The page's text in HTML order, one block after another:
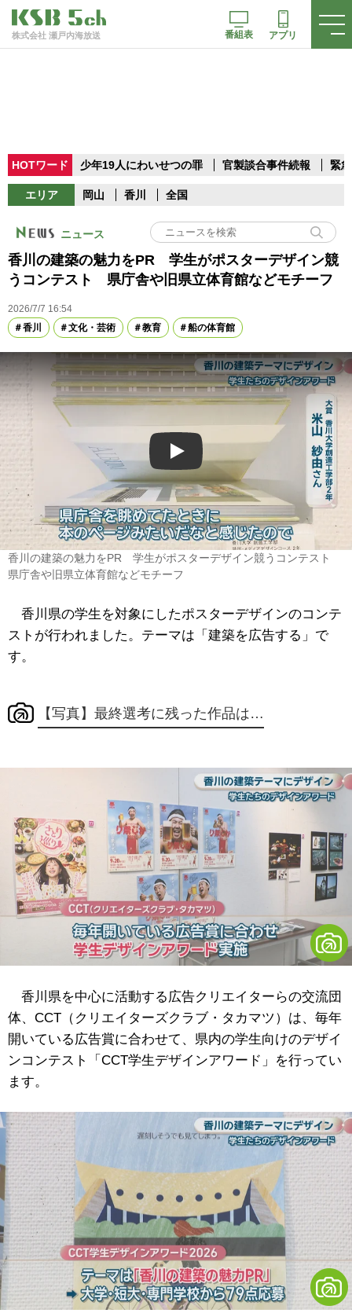
株式会社 瀬戸内海放送 番組表 アプリ
HOTワード 少年19人にわいせつの罪 官製談合事件続報 緊
エリア 岡山 香川 全国
ニュース
香川の建築の魅力をPR 学生がポスターデザイン競
うコンテスト 県庁舎や旧県立体育館などモチーフ
2026/7/7 16:54
香川
文化・芸術 教育 船の体育館
Play
香川の建築の魅力をPR 学生がポスターデザイン競うコンテスト
県庁舎や旧県立体育館などモチーフ
香川県の学生を対象にしたポスターデザインのコンテ
ストが行われました。テーマは「建築を広告する」で
す。
【写真】最終選考に残った作品は…
香川県を中心に活動する広告クリエイターらの交流団
体、CCT（クリエイターズクラブ・タカマツ）は、毎年
開いている広告賞に合わせて、県内の学生向けのデザイ
ンコンテスト「CCT学生デザインアワード」を行ってい
ます。